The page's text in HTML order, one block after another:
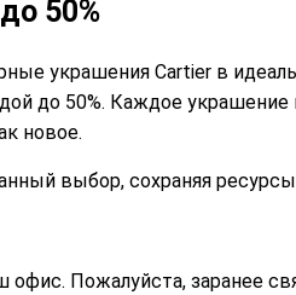
50%
украшения Cartier в
до 50%. Каждое
новое.
выбор, сохраняя
Пожалуйста, заранее